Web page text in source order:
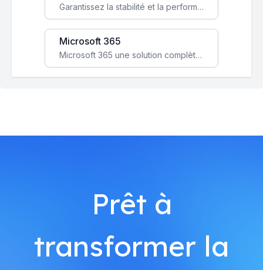
Garantissez la stabilité et la performance de votre entreprise avec une infrastructure IT sécurisée et évolutive.
Microsoft 365
Microsoft 365 une solution complète qui booste votre productivité, renforce la sécurité de vos données et facilite la collaboration.
Prêt à
transformer la